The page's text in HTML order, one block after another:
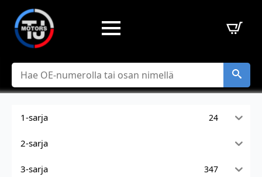
Hae
1-sarja 24
2-sarja
3-sarja 347